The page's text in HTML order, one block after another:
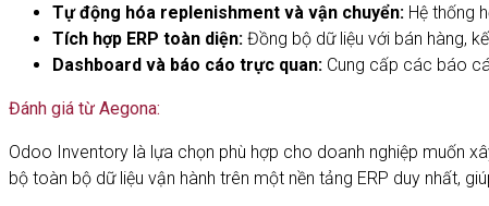
Tự động hóa replenishment và vận chuyển: Hệ thống
Tích hợp ERP toàn diện: Đồng bộ dữ liệu với bán hàng,
Dashboard và báo cáo trực quan: Cung cấp các báo
Đánh giá từ Aegona:
Odoo Inventory là lựa chọn phù hợp cho doanh nghiệp muốn
bộ toàn bộ dữ liệu vận hành trên một nền tảng ERP duy nhất,